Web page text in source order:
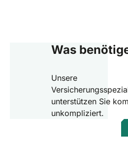
Was
Unsere
unterstützen Sie
unkompliziert.